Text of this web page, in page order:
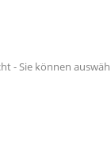
- Sie können